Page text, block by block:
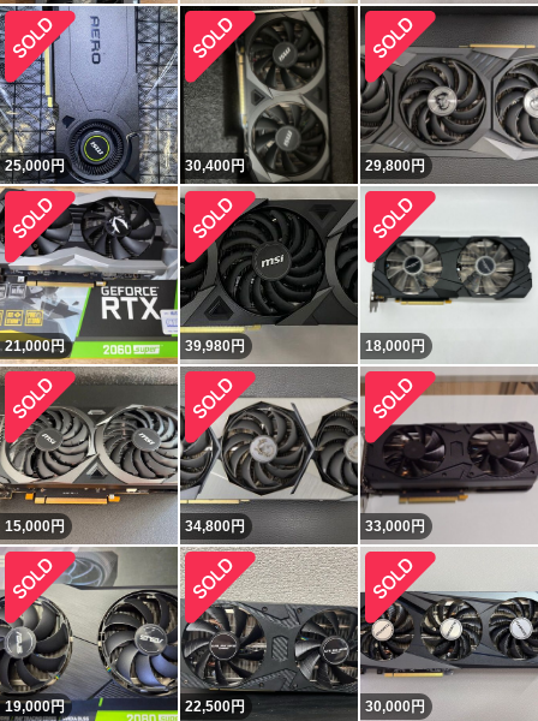
25,000円 30,400円 29,800円
21,000円 39,980円 18,000円
15,000円 34,800円 33,000円
19,000円 22,500円 30,000円